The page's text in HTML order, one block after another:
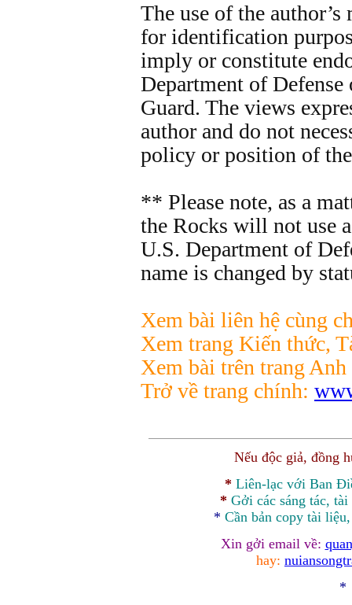
The use of the
for identification
imply or constitute
Department of
Guard. The views
author and do not
policy or position of
** Please note, as a
the Rocks will not use
U.S. Department of
name is changed by
Xem bài liên hệ cùng
Xem trang Kiến thức,
Xem bài trên trang
Trở về trang chính:
Nếu độc giả, đồng
* Liên-lạc với Ban
* Gởi các sáng tác,
* Cần bản copy tài
Xin gởi email về:
hay:
*